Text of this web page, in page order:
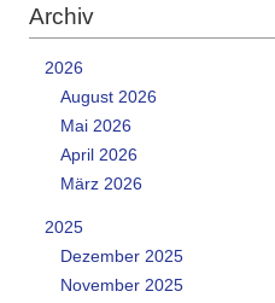
Archiv
2026
August 2026
Mai 2026
April 2026
März 2026
2025
Dezember 2025
November 2025